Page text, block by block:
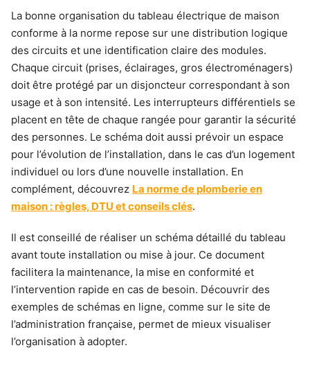
La bonne organisation du tableau électrique de maison
conforme à la norme repose sur une distribution logique
des circuits et une identification claire des modules.
Chaque circuit (prises, éclairages, gros électroménagers)
doit être protégé par un disjoncteur correspondant à son
usage et à son intensité. Les interrupteurs différentiels se
placent en tête de chaque rangée pour garantir la sécurité
des personnes. Le schéma doit aussi prévoir un espace
pour l’évolution de l’installation, dans le cas d’un logement
individuel ou lors d’une nouvelle installation. En
complément, découvrez La norme de plomberie en
maison : règles, DTU et conseils clés.
Il est conseillé de réaliser un schéma détaillé du tableau
avant toute installation ou mise à jour. Ce document
facilitera la maintenance, la mise en conformité et
l’intervention rapide en cas de besoin. Découvrir des
exemples de schémas en ligne, comme sur le site de
l’administration française, permet de mieux visualiser
l’organisation à adopter.